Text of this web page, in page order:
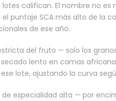
califican. El nombre no
puntaje SCA más alto de la
de ese año.
del fruto — solo los
lento en camas
lote, ajustando la curva
de especialidad alta — por